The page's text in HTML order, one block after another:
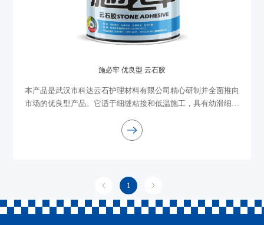
施必牢 优良型 云石胶
本产品是武汉市科达云石护理材料有限公司精心研制并全面推向
市场的优良型产品。它适于细缝粘接和低温施工，具有幼滑细腻
流挂、不渗油等优点。它适用于要求...
1